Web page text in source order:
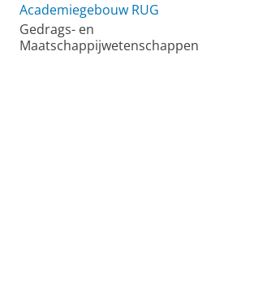
Academiegebouw RUG
Gedrags- en
Maatschappijwetenschappen